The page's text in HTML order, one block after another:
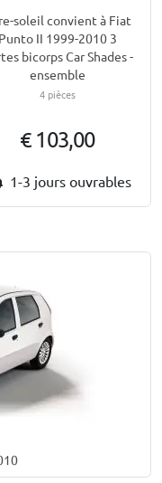
soleil convient à Fiat
Punto II 1999-2010 3
bicorps Car Shades -
ensemble
4 pièces
€ 103,00
1-3 jours ouvrables